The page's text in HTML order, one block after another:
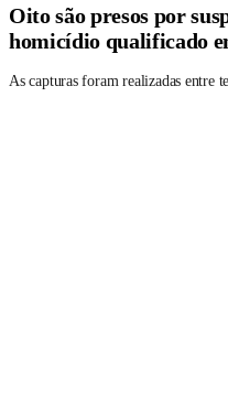
Oito são presos por
homicídio qualificado
As capturas foram realizadas entre